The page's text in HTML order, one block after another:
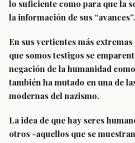
lo suficiente como para que la
la información de sus “avances”.
En sus vertientes más
que somos testigos se
negación de la humanidad
también ha mutado en una de
modernas del nazismo.
La idea de que hay seres
otros -aquellos que se